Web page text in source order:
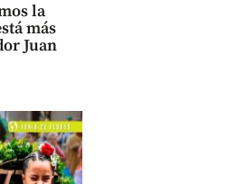
la
más
Juan